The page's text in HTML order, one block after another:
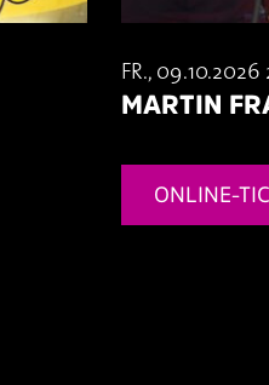
FR.,
MARTIN
ONLINE-